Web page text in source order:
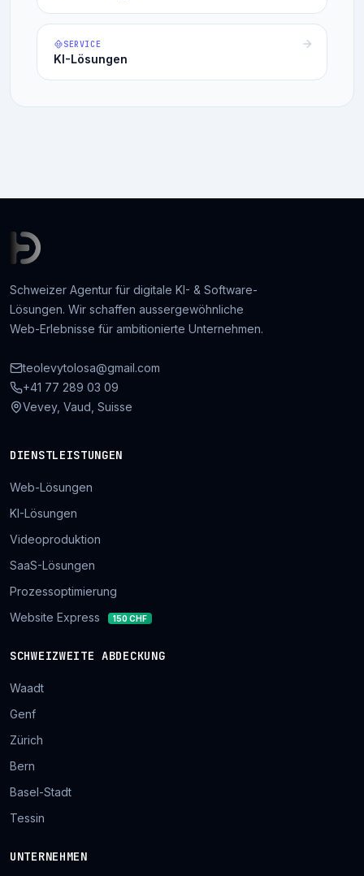
SERVICE
KI-Lösungen
Schweizer Agentur für digitale KI- & Software-
Lösungen. Wir schaffen aussergewöhnliche
Web-Erlebnisse für ambitionierte Unternehmen.
teolevytolosa@gmail.com
+41 77 289 03 09
Vevey, Vaud, Suisse
DIENSTLEISTUNGEN
Web-Lösungen
KI-Lösungen
Videoproduktion
SaaS-Lösungen
Prozessoptimierung
Website Express
150 CHF
SCHWEIZWEITE ABDECKUNG
Waadt
Genf
Zürich
Bern
Basel-Stadt
Tessin
UNTERNEHMEN